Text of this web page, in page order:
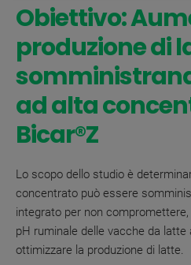
Obiettivo:
produzione di
ad alta
Bicar®Z
Lo scopo dello studio è
concentrato può essere
integrato per non
pH ruminale delle vacche da latte
ottimizzare la produzione di latte.